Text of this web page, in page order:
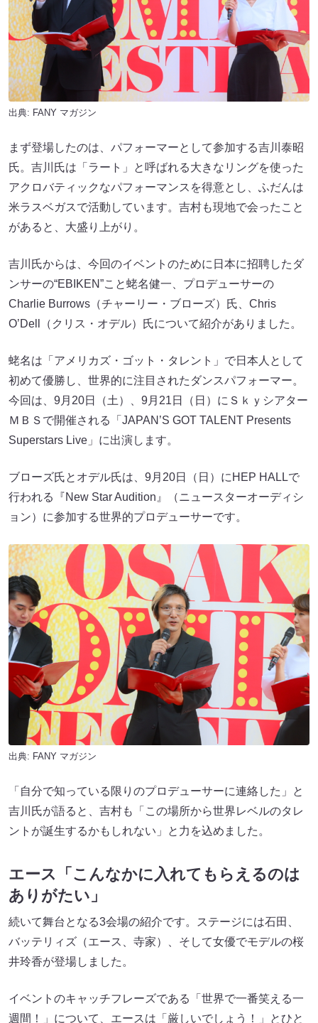
出典: FANY マガジン
まず登場したのは、パフォーマーとして参加する吉川泰昭
氏。吉川氏は「ラート」と呼ばれる大きなリングを使った
アクロバティックなパフォーマンスを得意とし、ふだんは
米ラスベガスで活動しています。吉村も現地で会ったこと
があると、大盛り上がり。
吉川氏からは、今回のイベントのために日本に招聘したダ
ンサーの“EBIKEN”こと蛯名健一、プロデューサーの
Charlie Burrows（チャーリー・ブローズ）氏、Chris
O’Dell（クリス・オデル）氏について紹介がありました。
蛯名は「アメリカズ・ゴット・タレント」で日本人として
初めて優勝し、世界的に注目されたダンスパフォーマー。
今回は、9月20日（土）、9月21日（日）にＳｋｙシアター
ＭＢＳで開催される「JAPAN’S GOT TALENT Presents
Superstars Live」に出演します。
ブローズ氏とオデル氏は、9月20日（日）にHEP HALLで
行われる『New Star Audition』（ニュースターオーディシ
ョン）に参加する世界的プロデューサーです。
出典: FANY マガジン
「自分で知っている限りのプロデューサーに連絡した」と
吉川氏が語ると、吉村も「この場所から世界レベルのタレ
ントが誕生するかもしれない」と力を込めました。
エース「こんなかに入れてもらえるのは
ありがたい」
続いて舞台となる3会場の紹介です。ステージには石田、
バッテリィズ（エース、寺家）、そして女優でモデルの桜
井玲香が登場しました。
イベントのキャッチフレーズである「世界で一番笑える一
週間！」について、エースは「厳しいでしょう！」とひと